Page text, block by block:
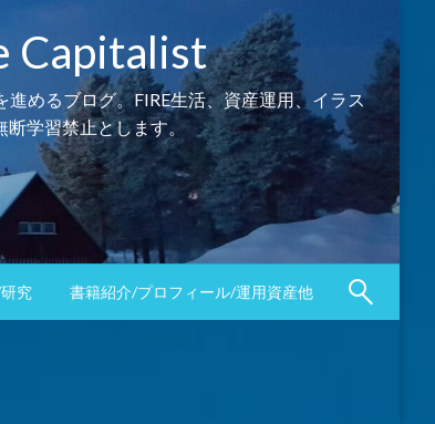
Capitalist
めるブログ。FIRE生活、資産運用、イラス
断学習禁止とします。
究 書籍紹介/プロフィール/運用資産他